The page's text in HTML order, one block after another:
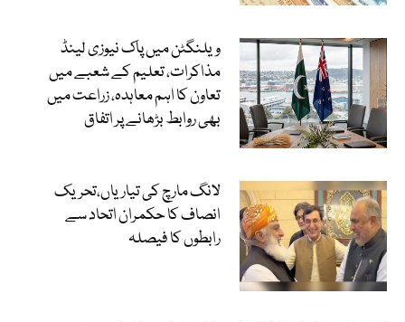
ویلنگٹن میں پاک نیوزی لینڈ
مذاکرات، تعلیم کے شعبے میں
تعاون کا اہم معاہدہ، زراعت میں
بھی روابط بڑھانے پر اتفاق
لانگ مارچ کی تیاریاں،تحریک
انصاف کا حکمران اتحاد سے
رابطوں کا فیصلہ